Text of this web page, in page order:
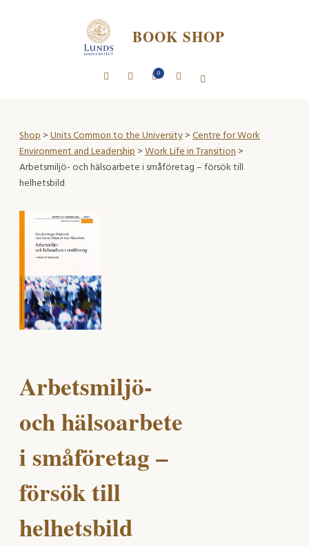
BOOK SHOP
0
Shop>Units Common to the University>Centre for Work
Environment and Leadership>Work Life in Transition>
Arbetsmiljö- och hälsoarbete i småföretag – försök till
helhetsbild
Arbetsmiljö-
och hälsoarbete
i småföretag –
försök till
helhetsbild